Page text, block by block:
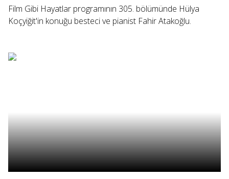
Film Gibi Hayatlar programının 305. bölümünde Hülya
Koçyiğit'in konuğu besteci ve pianist Fahir Atakoğlu.